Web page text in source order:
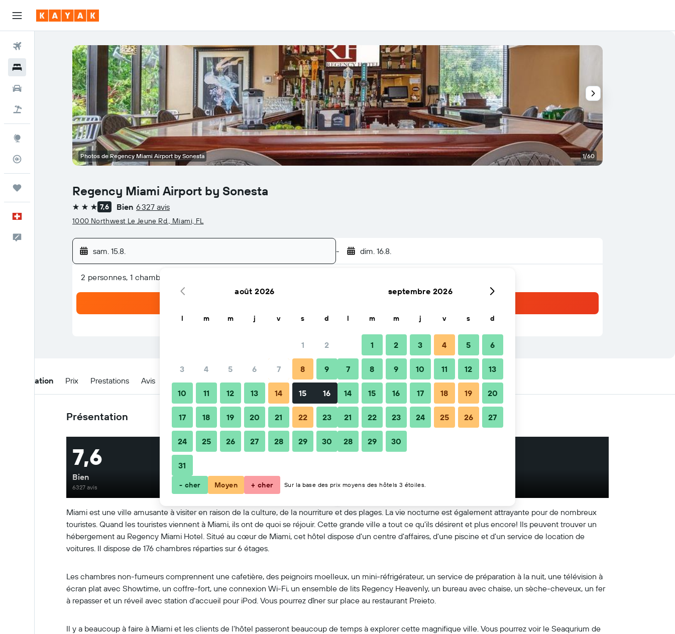
Suivi des vols
Commentaires
Regency Miami Airport by Sonesta
3 étoiles7,6 Bien 6 327 avis
1000 Northwest Le Jeune Rd., Miami, FL
sam. 15.8. - dim. 16.8.
2 personnes, 1 chambre
Photos de Regency Miami Airport by Sonesta 1/60
Présentation Prix Prestations Avis Emplacement Quand réserver Conseils et FAQ Hébergements à proximité
Présentation
Miami est une ville amusante à visiter en raison de la culture, de la nourriture et des plages. La vie nocturne est également attrayante pour de nombreux
touristes. Quand les touristes viennent à Miami, ils ont de quoi se réjouir. Cette grande ville a tout ce qu'ils désirent et plus encore! Ils peuvent trouver un
hébergement au Regency Miami Hotel. Situé au cœur de Miami, cet hôtel dispose d'un centre d'affaires, d'une piscine et d'un service de location de
voitures. Il dispose de 176 chambres réparties sur 6 étages.
Les chambres non-fumeurs comprennent une cafetière, des peignoirs moelleux, un mini-réfrigérateur, un service de préparation à la nuit, une télévision à
écran plat avec Showtime, un coffre-fort, une connexion Wi-Fi, un ensemble de lits Regency Heavenly, un bureau avec chaise, un sèche-cheveux, un fer
à repasser et un réveil avec station d'accueil pour iPod. Vous pourrez dîner sur place au restaurant Preieto.
Il y a beaucoup à faire à Miami et les clients de l'hôtel passeront beaucoup de temps à explorer cette magnifique ville. Vous pourrez voir le Seaqurium de
7,6
Bien
6327 avis
août 2026
l m m j v s d
1 2
3 4 5 6 7 8 9
10 11 12 13 14 15 16
17 18 19 20 21 22 23
24 25 26 27 28 29 30
31
septembre 2026
l m m j v s d
1 2 3 4 5 6
7 8 9 10 11 12 13
14 15 16 17 18 19 20
21 22 23 24 25 26 27
28 29 30
- cher Moyen + cher Sur la base des prix moyens des hôtels 3 étoiles.